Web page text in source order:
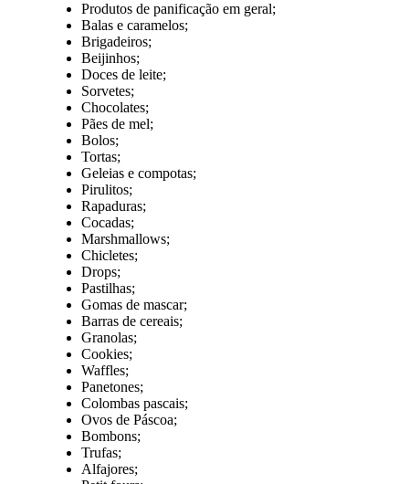
Produtos de panificação em geral;
Balas e caramelos;
Brigadeiros;
Beijinhos;
Doces de leite;
Sorvetes;
Chocolates;
Pães de mel;
Bolos;
Tortas;
Geleias e compotas;
Pirulitos;
Rapaduras;
Cocadas;
Marshmallows;
Chicletes;
Drops;
Pastilhas;
Gomas de mascar;
Barras de cereais;
Granolas;
Cookies;
Waffles;
Panetones;
Colombas pascais;
Ovos de Páscoa;
Bombons;
Trufas;
Alfajores;